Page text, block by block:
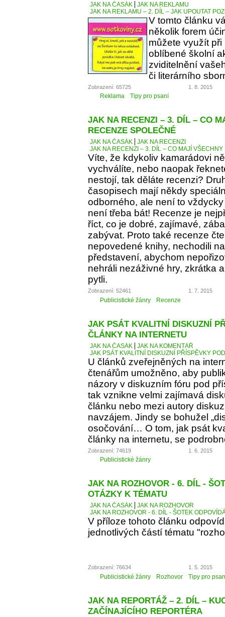
JAK NA ČASÁK
JAK NA REKLAMU
JAK NA REKLAMU – 2. DÍL – JAK UPOUTAT
V tomto článku
několik forem
můžete využít
oblíbené školní
zviditelnění
či literárního
Zobrazení: 65725 1. 8. 2015
Reklama Tipy pro psaní
JAK NA RECENZI – 3. DÍL – CO
RECENZE SPOLEČNÉ
JAK NA ČASÁK
JAK NA RECENZI
JAK NA RECENZI – 3. DÍL – CO MAJÍ
Víte, že kdykoliv kamarádovi
vychválíte, nebo naopak
nestojí, tak děláte recenzi?
časopisech mají někdy
odborného, ale není to
není třeba bát! Recenze je
říct, co je dobré, zajímavé,
zabývat. Proto také recenze
nepovedené knihy, nechodili
představení, abychom
nehráli nezáživné hry, zkrátka
pytli.
Zobrazení: 52461 1. 7. 2015
Publicistické žánry Recenze
JAK PSÁT KVALITNÍ DISKUZNÍ
ČLÁNKY NA INTERNETU
JAK NA ČASÁK
JAK NA KOMENTÁŘ
JAK PSÁT KVALITNÍ DISKUZNÍ PŘÍSPĚVKY
U článků zveřejněných na
čtenářům umožněno, aby
názory v diskuzním fóru pod
tak vznikne velmi zajímavá
článku nebo mezi autory
navzájem. Jindy se bohužel
osočování… O tom, jak psát
články na internetu, se
Zobrazení: 74619 1. 6. 2015
Publicistické žánry
JAK NA ROZHOVOR - 6. DÍL -
OTÁZKY K TÉMATU
JAK NA ČASÁK
JAK NA ROZHOVOR
JAK NA ROZHOVOR - 6. DÍL - ŠOTEK
V příloze tohoto článku
jednotlivých částí tématu
Zobrazení: 76634 1. 5. 2015
Publicistické žánry Rozhovor Tipy pro
JAK NA REPORTÁŽ – 2. DÍL –
ZAČÍNAJÍCÍHO REPORTÉRA